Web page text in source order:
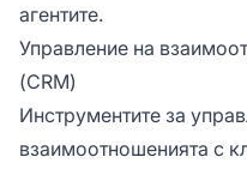
агентите.
Управление на
(CRM)
Инструментите за
взаимоотношенията с